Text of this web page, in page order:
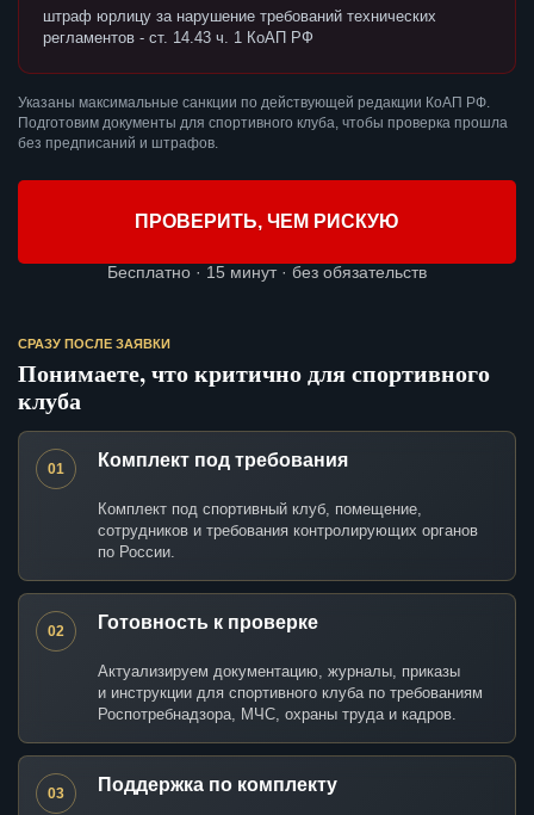
штраф юрлицу за нарушение требований технических
регламентов - ст. 14.43 ч. 1 КоАП РФ
Указаны максимальные санкции по действующей редакции КоАП РФ.
Подготовим документы для спортивного клуба, чтобы проверка прошла
без предписаний и штрафов.
ПРОВЕРИТЬ, ЧЕМ РИСКУЮ
Бесплатно · 15 минут · без обязательств
СРАЗУ ПОСЛЕ ЗАЯВКИ
Понимаете, что критично для спортивного
клуба
01 Комплект под требования
Комплект под спортивный клуб, помещение,
сотрудников и требования контролирующих органов
по России.
02 Готовность к проверке
Актуализируем документацию, журналы, приказы
и инструкции для спортивного клуба по требованиям
Роспотребнадзора, МЧС, охраны труда и кадров.
03 Поддержка по комплекту